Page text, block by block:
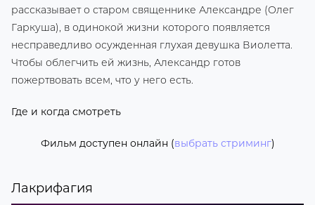
рассказывает о старом священнике Александре (Олег
Гаркуша), в одинокой жизни которого появляется
несправедливо осужденная глухая девушка Виолетта.
Чтобы облегчить ей жизнь, Александр готов
пожертвовать всем, что у него есть.
Где и когда смотреть
Фильм доступен онлайн (выбрать стриминг)
Лакрифагия